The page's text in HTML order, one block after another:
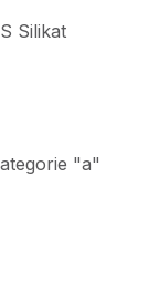
Silikat
"a"